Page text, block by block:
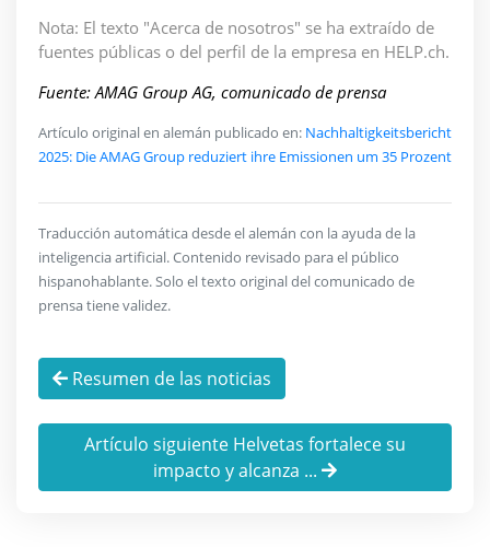
Nota: El texto "Acerca de nosotros" se ha extraído de
fuentes públicas o del perfil de la empresa en HELP.ch.
Fuente: AMAG Group AG, comunicado de prensa
Artículo original en alemán publicado en: Nachhaltigkeitsbericht
2025: Die AMAG Group reduziert ihre Emissionen um 35 Prozent
Traducción automática desde el alemán con la ayuda de la
inteligencia artificial. Contenido revisado para el público
hispanohablante. Solo el texto original del comunicado de
prensa tiene validez.
Resumen de las noticias
Artículo siguiente Helvetas fortalece su
impacto y alcanza ...